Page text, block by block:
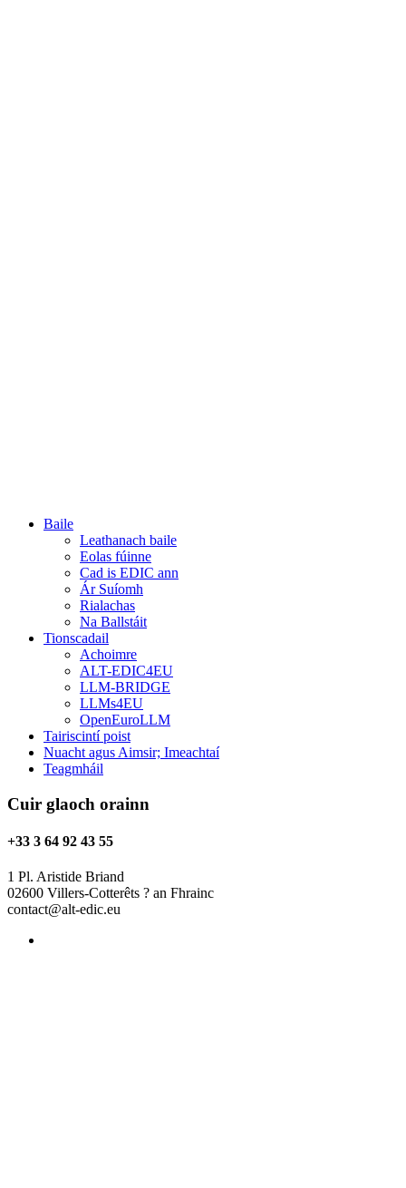
Baile
Leathanach baile
Eolas fúinne
Cad is EDIC ann
Ár Suíomh
Rialachas
Na Ballstáit
Tionscadail
Achoimre
ALT-EDIC4EU
LLM-BRIDGE
LLMs4EU
OpenEuroLLM
Tairiscintí poist
Nuacht agus Aimsir; Imeachtaí
Teagmháil
Cuir glaoch orainn
+33 3 64 92 43 55
1 Pl. Aristide Briand
02600 Villers-Cotterêts ? an Fhrainc
contact@alt-edic.eu